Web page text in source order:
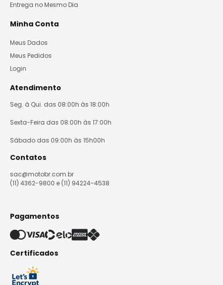
Entrega no Mesmo Dia
Minha Conta
Meus Dados
Meus Pedidos
Login
Atendimento
Seg. à Qui. das 08:00h às 18:00h
Sexta-Feira das 08:00h às 17:00h
Sábado das 09:00h às 15h00h
Contatos
sac@motobr.com.br
(11) 4362-9800 e (11) 94224-4538
Pagamentos
Certificados